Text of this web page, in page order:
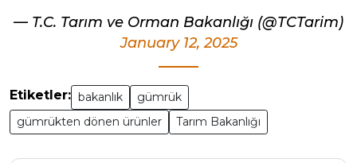
— T.C. Tarım ve Orman Bakanlığı (@TCTarim)
January 12, 2025
Etiketler: bakanlık
gümrük
gümrükten dönen ürünler
Tarım Bakanlığı